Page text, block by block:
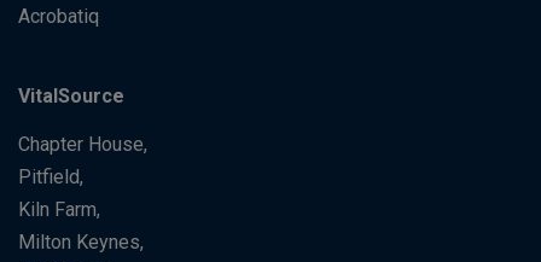
Acrobatiq
VitalSource
Chapter House,
Pitfield,
Kiln Farm,
Milton Keynes,